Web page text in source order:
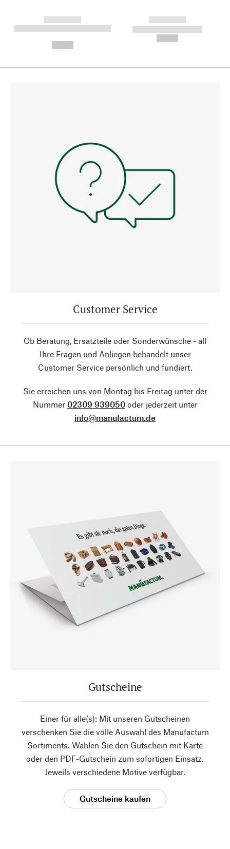
------------
----------- ----------- --------
------------
----------- -----------
Customer Service
Ob Beratung, Ersatzteile oder Sonderwünsche - all
Ihre Fragen und Anliegen behandelt unser
Customer Service persönlich und fundiert.
Sie erreichen uns von Montag bis Freitag unter der
Nummer 02309 939050oder jederzeit unter
info@manufactum.de
Gutscheine
Einer für alle(s): Mit unseren Gutscheinen
verschenken Sie die volle Auswahl des Manufactum
Sortiments. Wählen Sie den Gutschein mit Karte
oder den PDF-Gutschein zum sofortigen Einsatz.
Jeweils verschiedene Motive verfügbar.
Gutscheine kaufen